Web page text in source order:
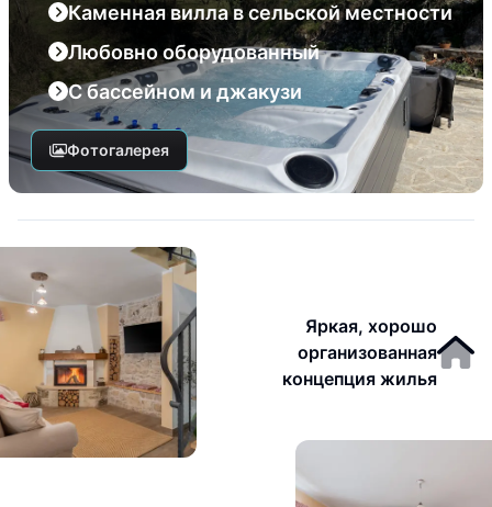
Каменная вилла в сельской местности
Любовно оборудованный
С бассейном и джакузи
Фотогалерея
Яркая, хорошо
организованная
концепция жилья